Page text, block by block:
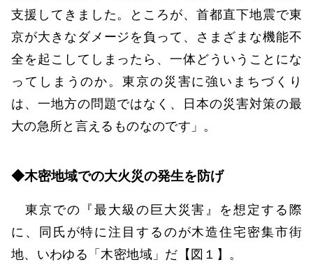
支援してきました。ところが、首都直下地震で東
京が大きなダメージを負って、さまざまな機能不
全を起こしてしまったら、一体どういうことにな
ってしまうのか。東京の災害に強いまちづくり
は、一地方の問題ではなく、日本の災害対策の最
大の急所と言えるものなのです」。
◆木密地域での大火災の発生を防げ
東京での『最大級の巨大災害』を想定する際
に、同氏が特に注目するのが木造住宅密集市街
地、いわゆる「木密地域」だ【図１】。